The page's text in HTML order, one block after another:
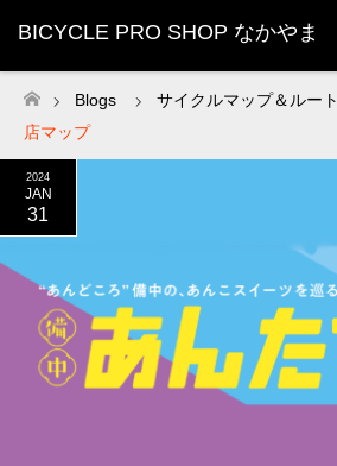
BICYCLE PRO SHOP なかやま
ホーム
Blogs サイクルマップ＆ルート
店マップ
2024
JAN
31